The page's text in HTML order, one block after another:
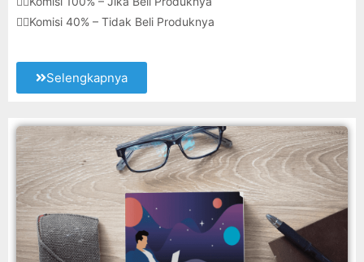
👉🏽Komisi 40% – Tidak Beli Produknya
Selengkapnya